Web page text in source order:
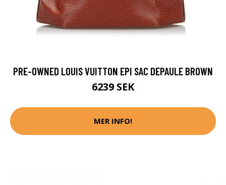
PRE-OWNED LOUIS VUITTON EPI SAC DEPAULE BROWN
6239 SEK
MER INFO!